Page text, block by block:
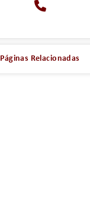
Páginas Relacionadas